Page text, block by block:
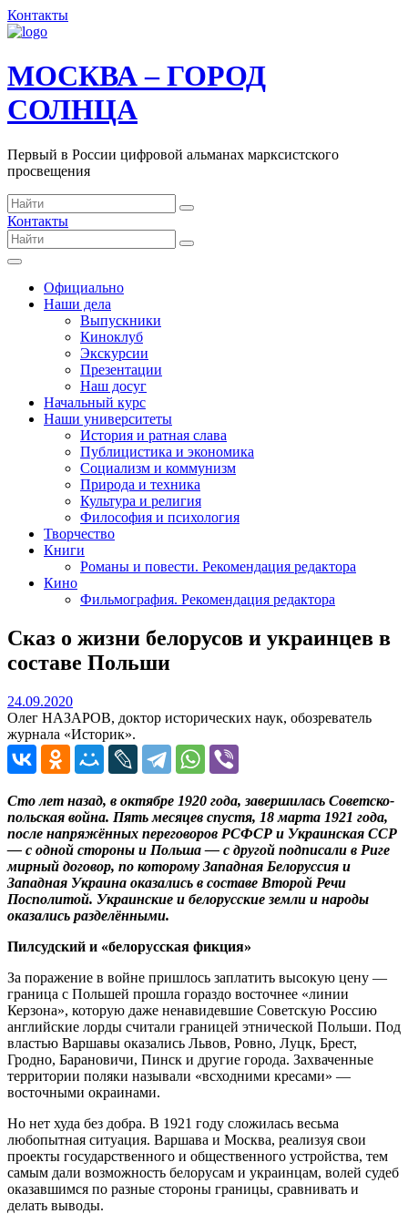
Контакты
МОСКВА – ГОРОД
СОЛНЦА
Первый в России цифровой альманах марксистского
просвещения
Контакты
Официально
Наши дела
Выпускники
Киноклуб
Экскурсии
Презентации
Наш досуг
Начальный курс
Наши университеты
История и ратная слава
Публицистика и экономика
Социализм и коммунизм
Природа и техника
Культура и религия
Философия и психология
Творчество
Книги
Романы и повести. Рекомендация редактора
Кино
Фильмография. Рекомендация редактора
Сказ о жизни белорусов и украинцев в
составе Польши
24.09.202024.09.2020
Олег НАЗАРОВ, доктор исторических наук, обозреватель
журнала «Историк».
Сто лет назад, в октябре 1920 года, завершилась Советско-
польская война. Пять месяцев спустя, 18 марта 1921 года,
после напряжённых переговоров РСФСР и Украинская ССР
— с одной стороны и Польша — с другой подписали в Риге
мирный договор, по которому Западная Белоруссия и
Западная Украина оказались в составе Второй Речи
Посполитой. Украинские и белорусские земли и народы
оказались разделёнными.
Пилсудский и «белорусская фикция»
За поражение в войне пришлось заплатить высокую цену —
граница с Польшей прошла гораздо восточнее «линии
Керзона», которую даже ненавидевшие Советскую Россию
английские лорды считали границей этнической Польши. Под
властью Варшавы оказались Львов, Ровно, Луцк, Брест,
Гродно, Барановичи, Пинск и другие города. Захваченные
территории поляки называли «всходними кресами» —
восточными окраинами.
Но нет худа без добра. В 1921 году сложилась весьма
любопытная ситуация. Варшава и Москва, реализуя свои
проекты государственного и общественного устройства, тем
самым дали возможность белорусам и украинцам, волей судеб
оказавшимся по разные стороны границы, сравнивать и
делать выводы.